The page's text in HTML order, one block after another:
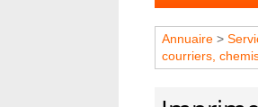
Annuaire >
courriers,